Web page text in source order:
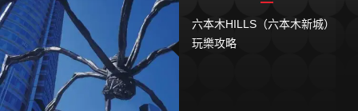
六本木HILLS（六本木新城）
玩樂攻略